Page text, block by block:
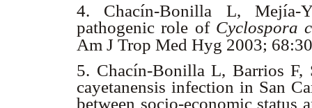
4. Chacín-Bonilla L, Mejía-
pathogenic role of Cyclospora
Am J Trop Med Hyg 2003;
5. Chacín-Bonilla L, Barrios
cayetanensis infection in San
between socio-economic status